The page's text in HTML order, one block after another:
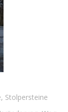
, Stolpersteine